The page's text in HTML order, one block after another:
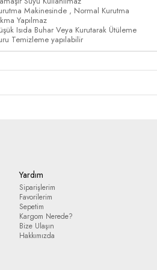
Makinesinde , Normal Kurutma
Yapılmaz
Isıda Buhar Veya Kurutarak Ütüleme
Temizleme yapılabilir
Yardım
Siparişlerim
Favorilerim
Sepetim
Kargom Nerede?
Bize Ulaşın
Hakkımızda